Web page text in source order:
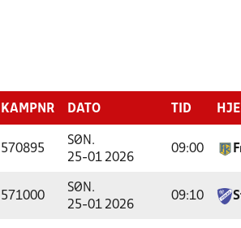
KAMPNR DATO TID
570895
SØN.
25-01 2026
09:00
571000
SØN.
25-01 2026
09:10